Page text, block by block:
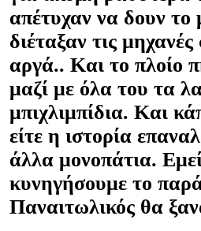
απέτυχαν να δουν το
διέταξαν τις
αργά.. Και το πλοίο
μαζί με όλα του τα
μπιχλιμπίδια. Και
είτε η ιστορία
άλλα μονοπάτια.
κυνηγήσουμε το
Παναιτωλικός θα